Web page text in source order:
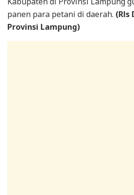
panen para petani di daerah. (Rls
Provinsi Lampung)